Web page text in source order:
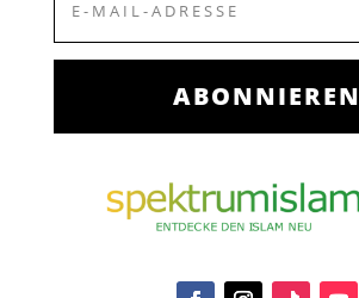
ABONNIEREN